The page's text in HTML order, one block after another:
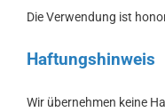
Die Verwendung ist
Haftungshinweis
Wir übernehmen keine